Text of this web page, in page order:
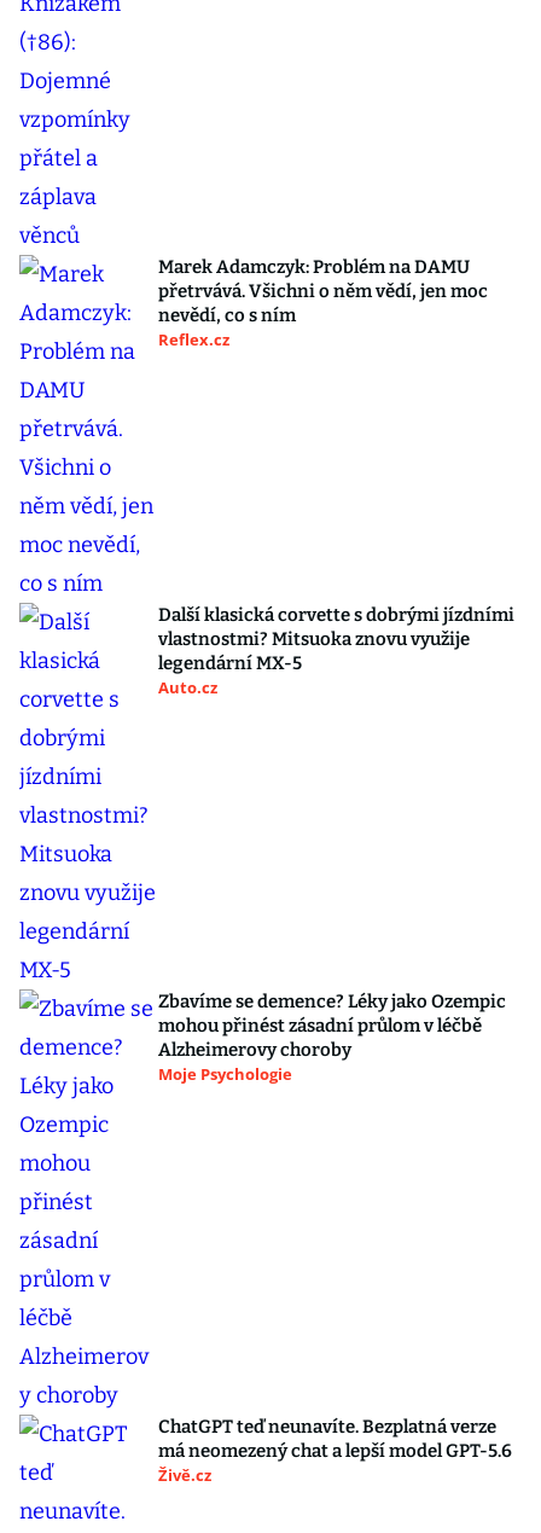
Marek Adamczyk: Problém na DAMU
přetrvává. Všichni o něm vědí, jen moc
nevědí, co s ním
Reflex.cz
Další klasická corvette s dobrými jízdními
vlastnostmi? Mitsuoka znovu využije
legendární MX-5
Auto.cz
Zbavíme se demence? Léky jako Ozempic
mohou přinést zásadní průlom v léčbě
Alzheimerovy choroby
Moje Psychologie
ChatGPT teď neunavíte. Bezplatná verze
má neomezený chat a lepší model GPT-5.6
Živě.cz